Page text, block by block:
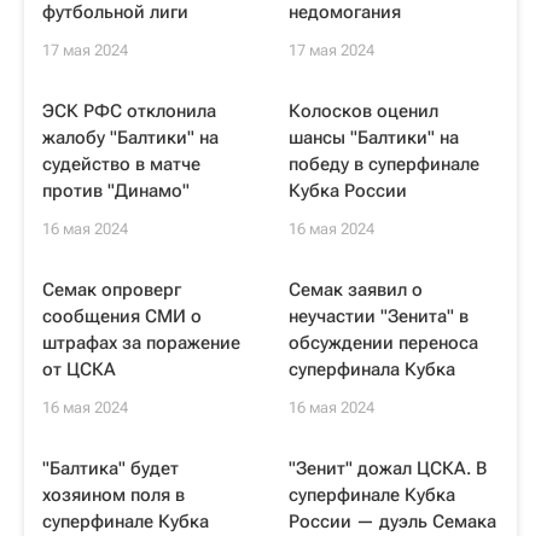
футбольной лиги
17 мая 2024
недомогания
17 мая 2024
ЭСК РФС отклонила
жалобу "Балтики" на
судейство в матче
против "Динамо"
16 мая 2024
Колосков оценил
шансы "Балтики" на
победу в суперфинале
Кубка России
16 мая 2024
Семак опроверг
сообщения СМИ о
штрафах за поражение
от ЦСКА
16 мая 2024
Семак заявил о
неучастии "Зенита" в
обсуждении переноса
суперфинала Кубка
16 мая 2024
"Балтика" будет
хозяином поля в
суперфинале Кубка
"Зенит" дожал ЦСКА. В
суперфинале Кубка
России — дуэль Семака